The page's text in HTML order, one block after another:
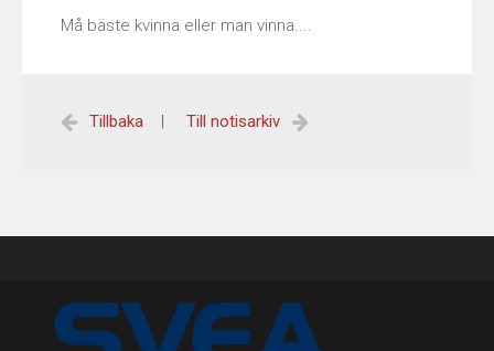
ARIEL SERVICE
USED CARS & BIKES
MERCHANDISE
Må bäste kvinna eller man vinna....
Tillbaka | Till notisarkiv